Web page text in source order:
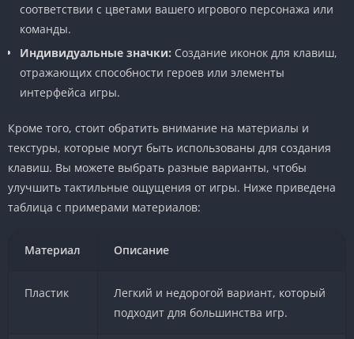
соответствии с цветами вашего игрового персонажа или
команды.
Индивидуальные значки: Создание иконок для клавиш,
отражающих способности героев или элементы
интерфейса игры.
Кроме того, стоит обратить внимание на материалы и
текстуры, которые могут быть использованы для создания
клавиш. Вы можете выбрать разные варианты, чтобы
улучшить тактильные ощущения от игры. Ниже приведена
таблица с примерами материалов:
Материал Описание
Пластик
Легкий и недорогой вариант, который
подходит для большинства игр.